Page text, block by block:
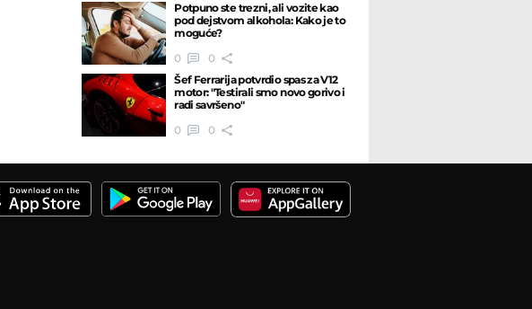
Potpuno ste trezni, ali vozite kao
pod dejstvom alkohola: Kako je to
moguće?
0
0
Šef Ferrarija potvrdio spas za V12
motor: "Testirali smo novo gorivo i
radi savršeno"
0
0